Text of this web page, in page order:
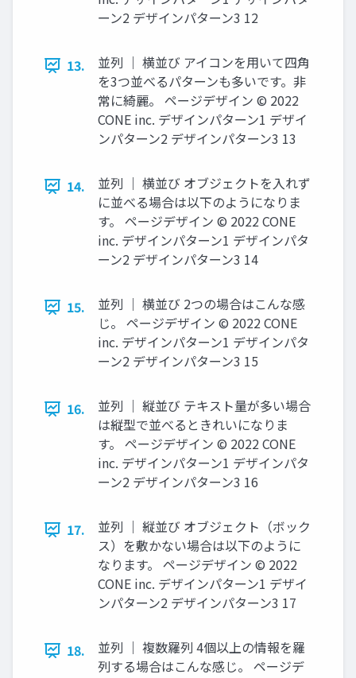
ーン2 デザインパターン3 12
13.
並列 ｜ 横並び アイコンを⽤いて四⾓
を3つ並べるパターンも多いです。⾮
常に綺麗。 ページデザイン © 2022
CONE inc. デザインパターン1 デザイ
ンパターン2 デザインパターン3 13
14.
並列 ｜ 横並び オブジェクトを⼊れず
に並べる場合は以下のようになりま
す。 ページデザイン © 2022 CONE
inc. デザインパターン1 デザインパタ
ーン2 デザインパターン3 14
15.
並列 ｜ 横並び 2つの場合はこんな感
じ。 ページデザイン © 2022 CONE
inc. デザインパターン1 デザインパタ
ーン2 デザインパターン3 15
16.
並列 ｜ 縦並び テキスト量が多い場合
は縦型で並べるときれいになりま
す。 ページデザイン © 2022 CONE
inc. デザインパターン1 デザインパタ
ーン2 デザインパターン3 16
17.
並列 ｜ 縦並び オブジェクト（ボック
ス）を敷かない場合は以下のように
なります。 ページデザイン © 2022
CONE inc. デザインパターン1 デザイ
ンパターン2 デザインパターン3 17
18.
並列 ｜ 複数羅列 4個以上の情報を羅
列する場合はこんな感じ。 ページデ